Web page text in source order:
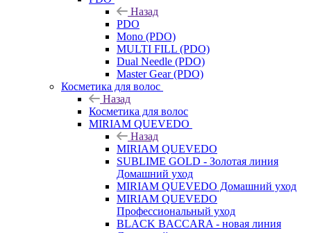
Назад
PDO
Mono (PDO)
MULTI FILL (PDO)
Dual Needle (PDO)
Master Gear (PDO)
Косметика для волос
Назад
Косметика для волос
MIRIAM QUEVEDO
Назад
MIRIAM QUEVEDO
SUBLIME GOLD - Золотая линия
Домашний уход
MIRIAM QUEVEDO Домашний уход
MIRIAM QUEVEDO
Профессиональный уход
BLACK BACCARA - новая линия